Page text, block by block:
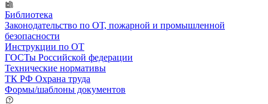
Библиотека
Законодательство по ОТ, пожарной и промышленной
безопасности
Инструкции по ОТ
ГОСТы Российской федерации
Технические нормативы
ТК РФ Охрана труда
Формы/шаблоны документов